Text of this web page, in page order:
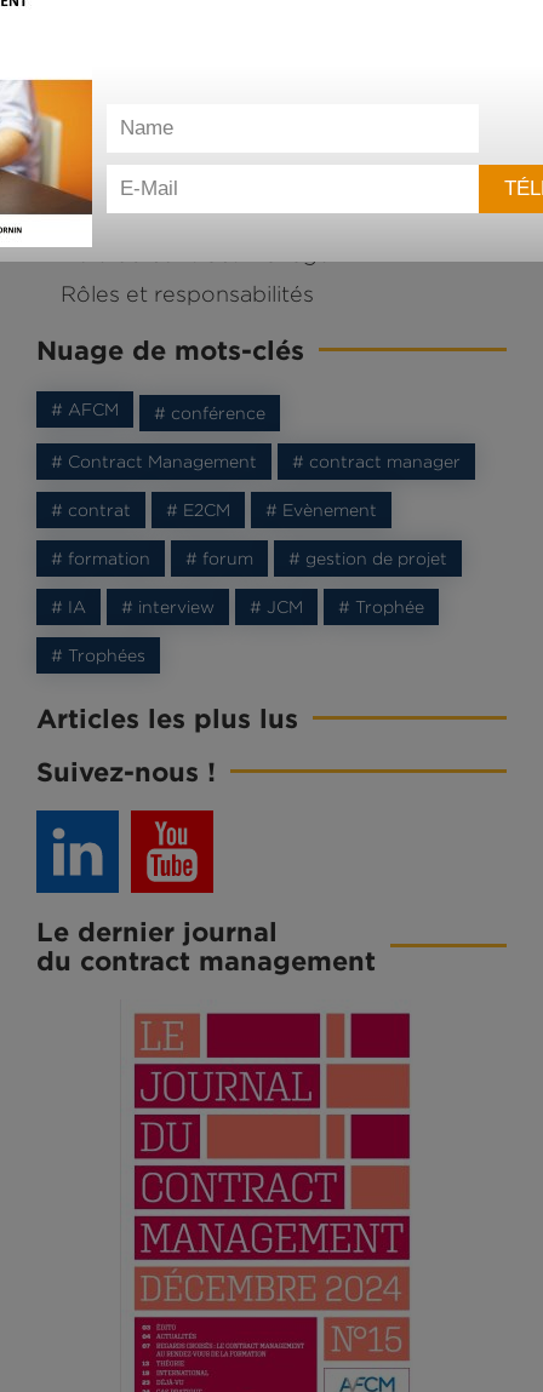
Project Management
Ressources
Rôle du contract manager
Rôles et responsabilités
Nuage de mots-clés
# AFCM # conférence
# Contract Management # contract manager
# contrat # E2CM # Evènement
# formation # forum # gestion de projet
# IA # interview # JCM # Trophée
# Trophées
Articles les plus lus
Suivez-nous !
Le dernier journal
du contract management